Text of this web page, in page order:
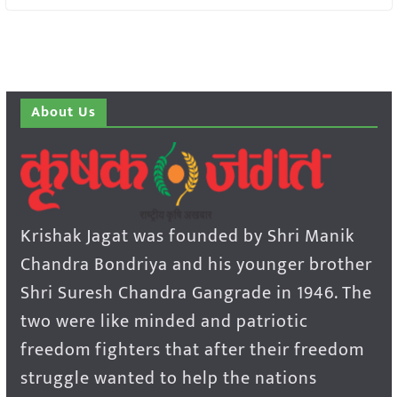
About Us
Krishak Jagat was founded by Shri Manik
Chandra Bondriya and his younger brother
Shri Suresh Chandra Gangrade in 1946. The
two were like minded and patriotic
freedom fighters that after their freedom
struggle wanted to help the nations